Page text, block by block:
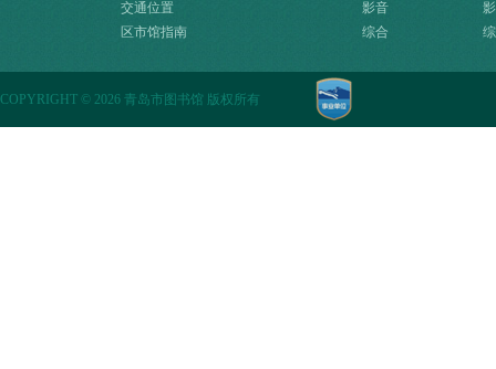
交通位置
区市馆指南
影音
综合
COPYRIGHT © 2026 青岛市图书馆 版权所有